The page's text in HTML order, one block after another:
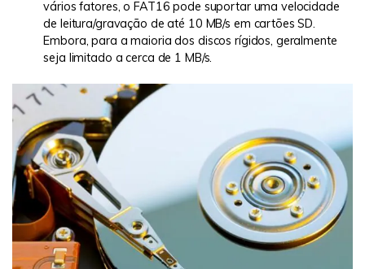
vários fatores, o FAT16 pode suportar uma velocidade
de leitura/gravação de até 10 MB/s em cartões SD.
Embora, para a maioria dos discos rígidos, geralmente
seja limitado a cerca de 1 MB/s.